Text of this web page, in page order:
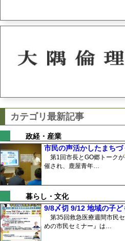
カテゴリ最新記事
政経・産業
市民の声活かしたまち
第1回市長とGO郷トーク
催され、鹿屋青年…
暮らし・文化
9/8〆切 9/12 地域の子
第35回救急医療週間市民
めの市民セミナー』は…